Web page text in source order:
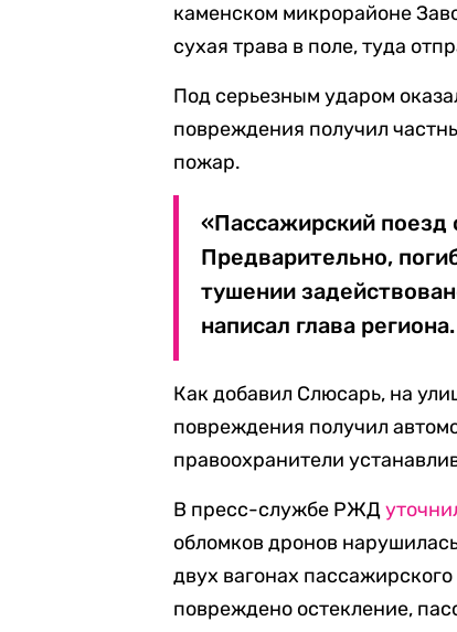
каменском микрорайоне
сухая трава в поле, туда
Под серьезным ударом
повреждения получил
пожар.
«Пассажирский поезд
Предварительно,
тушении
написал глава региона.
Как добавил Слюсарь, на
повреждения получил
правоохранители
В пресс-службе РЖД
обломков дронов
двух вагонах
повреждено остекление,